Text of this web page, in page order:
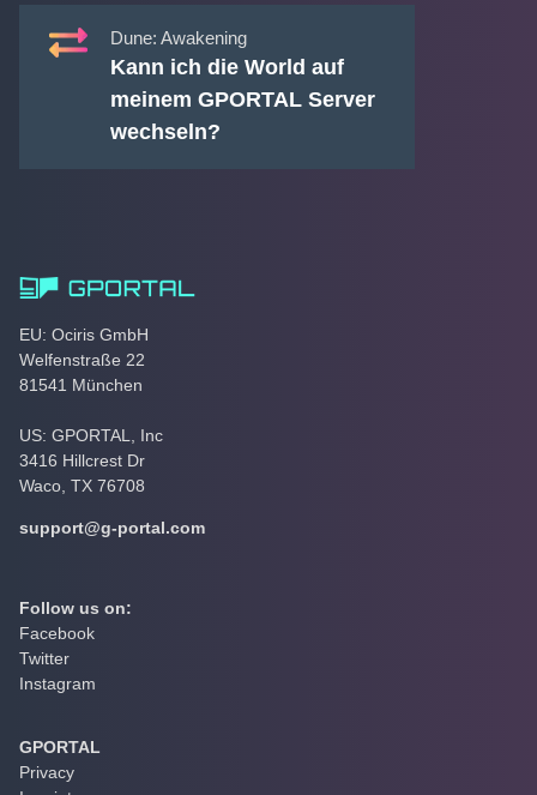
Dune: Awakening
Kann ich die World auf
meinem GPORTAL Server
wechseln?
EU: Ociris GmbH
Welfenstraße 22
81541 München
US: GPORTAL, Inc
3416 Hillcrest Dr
Waco, TX 76708
support@g-portal.com
Follow us on:
Facebook
Twitter
Instagram
GPORTAL
Privacy